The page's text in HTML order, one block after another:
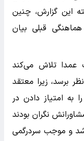
این گزارش، چنین
قبلی بیان
عمدا تلاش می‌کند
برسد، زیرا معتقد
به امتیاز دادن در
نگران بودند
و موجب سردرگمی